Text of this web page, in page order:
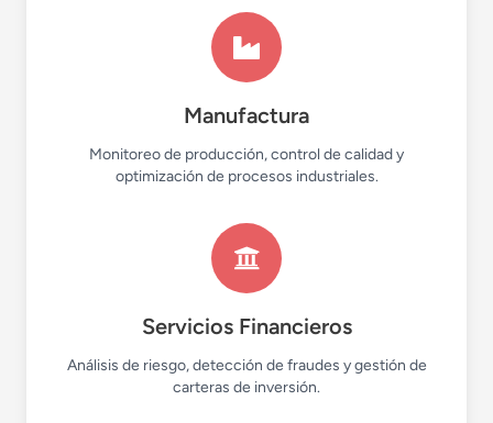
Manufactura
Monitoreo de producción, control de calidad y
optimización de procesos industriales.
Servicios Financieros
Análisis de riesgo, detección de fraudes y gestión de
carteras de inversión.